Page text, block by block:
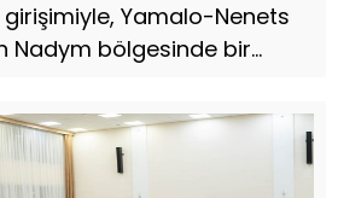
bir folklor festivali
girişimiyle, Yamalo-Nenets
Nadym bölgesinde bir